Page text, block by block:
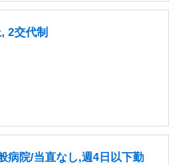
2交代制
病院/当直なし,週4日以下勤